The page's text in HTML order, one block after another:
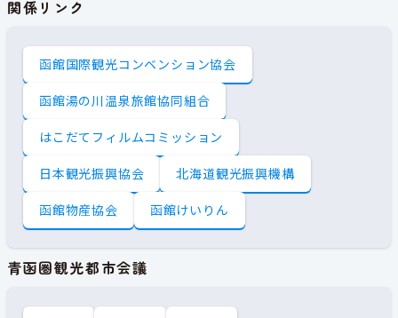
関係リンク
函館国際観光コンベンション協会
函館湯の川温泉旅館協同組合
はこだてフィルムコミッション
日本観光振興協会 北海道観光振興機構
函館物産協会 函館けいりん
青函圏観光都市会議